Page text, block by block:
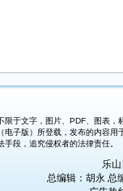
文字，图片、PDF、图表，
电子版）所登载，发布的内容
段，追究侵权者的法律责任。
乐
总编辑：胡永 总